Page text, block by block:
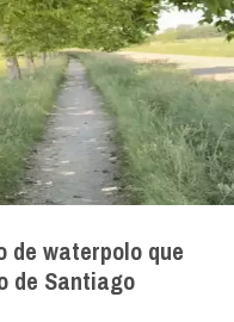
de waterpolo que
de Santiago